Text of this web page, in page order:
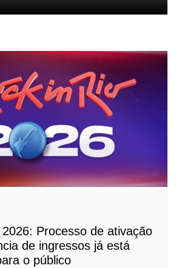
Processo de ativação
de ingressos já está
o público